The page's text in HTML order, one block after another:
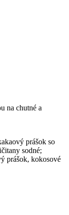
na chutné a
prášok so
sodné;
prášok, kokosové